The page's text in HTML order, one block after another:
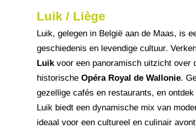
Luik / Liège
Luik, gelegen in België aan de Maas, is
geschiedenis en levendige cultuur.
Luikvoor een panoramisch uitzicht over
historische Opéra Royal de Wallonie.
gezellige cafés en restaurants, en
Luik biedt een dynamische mix van
ideaal voor een cultureel en culinair